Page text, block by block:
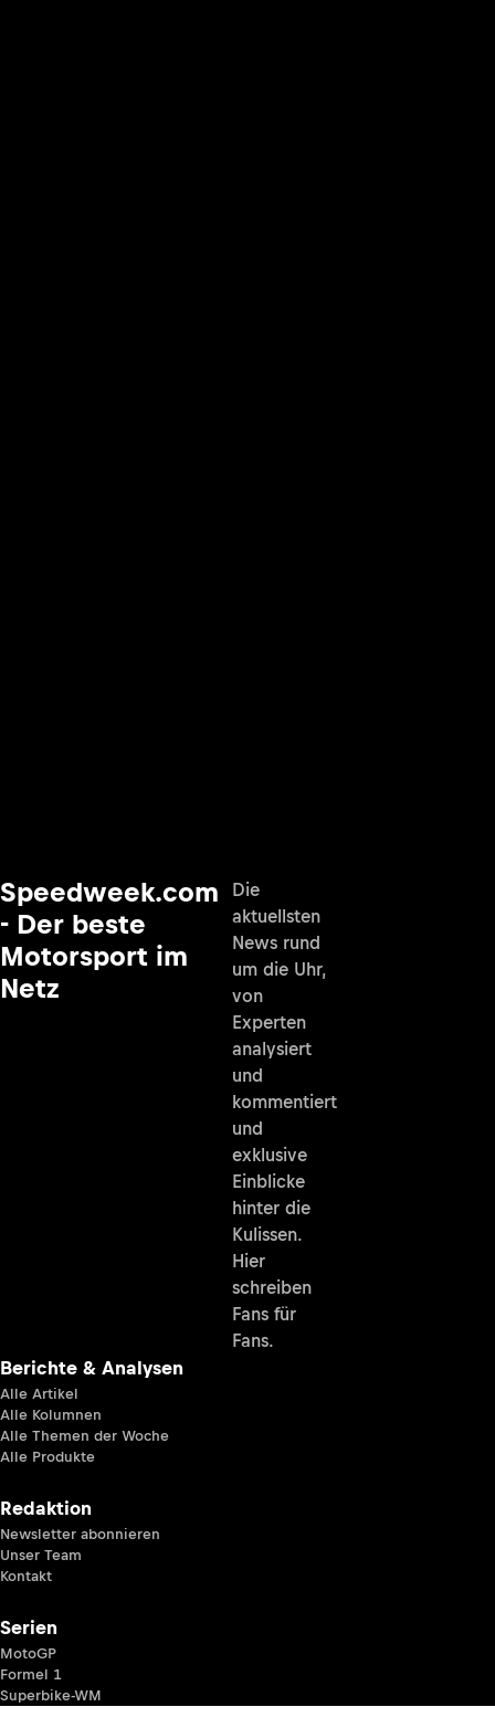
Speedweek.com
- Der beste
Motorsport im
Netz
Die
aktuellsten
News rund
um die Uhr,
von
Experten
analysiert
und
kommentiert
und
exklusive
Einblicke
hinter die
Kulissen.
Hier
schreiben
Fans für
Fans.
Berichte & Analysen
Alle Artikel
Alle Kolumnen
Alle Themen der Woche
Alle Produkte
Redaktion
Newsletter abonnieren
Unser Team
Kontakt
Serien
MotoGP
Formel 1
Superbike-WM